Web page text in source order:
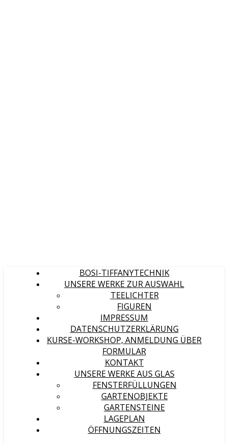
BOSI-TIFFANYTECHNIK
UNSERE WERKE ZUR AUSWAHL
TEELICHTER
FIGUREN
IMPRESSUM
DATENSCHUTZERKLÄRUNG
KURSE-WORKSHOP, ANMELDUNG ÜBER
FORMULAR
KONTAKT
UNSERE WERKE AUS GLAS
FENSTERFÜLLUNGEN
GARTENOBJEKTE
GARTENSTEINE
LAGEPLAN
ÖFFNUNGSZEITEN